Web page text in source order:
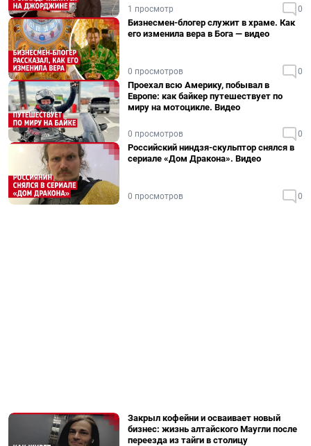
1 просмотр 0
Бизнесмен-блогер служит в храме. Как
его изменила вера в Бога — видео
0 просмотров 0
Проехал всю Америку, побывал в
Европе: как байкер путешествует по
миру на мотоцикле. Видео
0 просмотров 0
Российский ниндзя-скульптор снялся в
сериале «Дом Дракона». Видео
0 просмотров 0
Закрыл кофейни и осваивает новый
бизнес: жизнь алтайского Маугли после
переезда из тайги в столицу